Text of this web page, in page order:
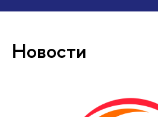
Новости